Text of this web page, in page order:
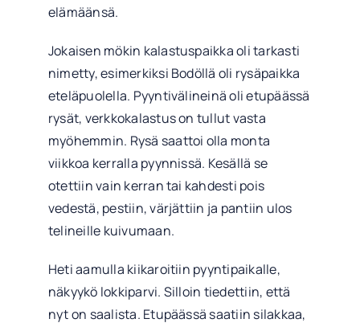
elämäänsä.
Jokaisen mökin kalastuspaikka oli tarkasti
nimetty, esimerkiksi Bodöllä oli rysäpaikka
eteläpuolella. Pyyntivälineinä oli etupäässä
rysät, verkkokalastus on tullut vasta
myöhemmin. Rysä saattoi olla monta
viikkoa kerralla pyynnissä. Kesällä se
otettiin vain kerran tai kahdesti pois
vedestä, pestiin, värjättiin ja pantiin ulos
telineille kuivumaan.
Heti aamulla kiikaroitiin pyyntipaikalle,
näkyykö lokkiparvi. Silloin tiedettiin, että
nyt on saalista. Etupäässä saatiin silakkaa,